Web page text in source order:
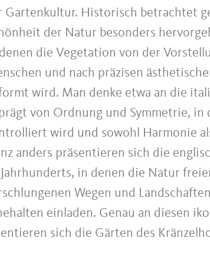
Gartenkultur. Historisch betrachtet
der Natur besonders
die Vegetation von der
und nach präzisen
wird. Man denke etwa an die
von Ordnung und Symmetrie,
wird und sowohl Harmonie
anders präsentieren sich die
Jahrhunderts, in denen die Natur
Wegen und
einladen. Genau an diesen
sich die Gärten des